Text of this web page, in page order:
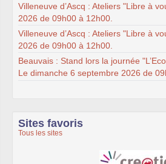
Villeneuve d’Ascq : Ateliers "Libre à
2026 de 09h00 à 12h00.
Villeneuve d’Ascq : Ateliers "Libre à
2026 de 09h00 à 12h00.
Beauvais : Stand lors la journée
Le dimanche 6 septembre 2026 de
Sites favoris
Tous les sites